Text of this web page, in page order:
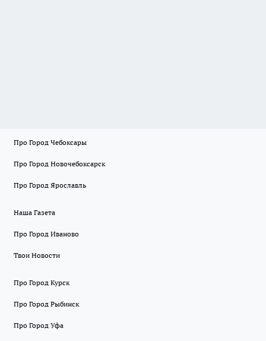
Про Город Чебоксары
Про Город Новочебоксарск
Про Город Ярославль
Наша Газета
Про Город Иваново
Твои Новости
Про Город Курск
Про Город Рыбинск
Про Город Уфа